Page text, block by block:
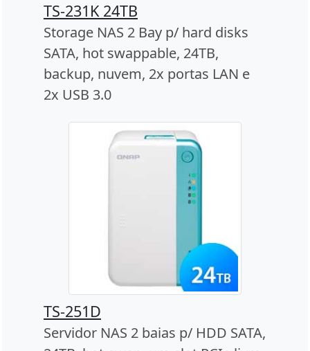
TS-231K 24TB
Storage NAS 2 Bay p/ hard disks
SATA, hot swappable, 24TB,
backup, nuvem, 2x portas LAN e
2x USB 3.0
TS-251D
Servidor NAS 2 baias p/ HDD SATA,